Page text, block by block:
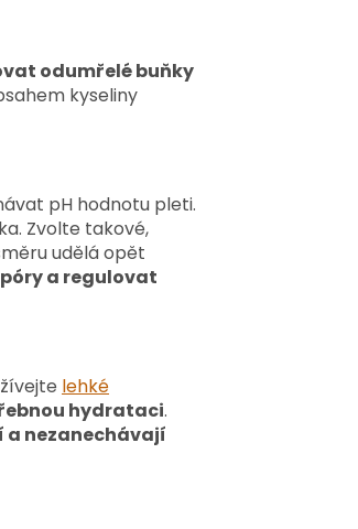
odumřelé buňky
kyseliny
pH hodnotu pleti.
Zvolte takové,
udělá opět
a regulovat
lehké
hydrataci.
a nezanechávají